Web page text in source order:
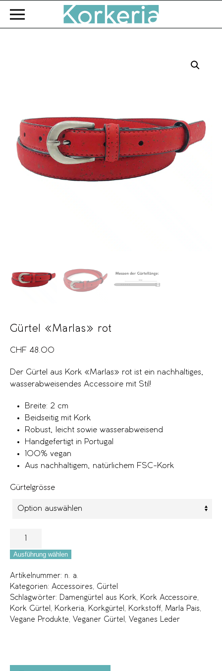
Zum Hauptinhalt springen
Gürtel «Marlas» rot
CHF 48.00
Der Gürtel aus Kork «Marlas» rot ist ein nachhaltiges,
wasserabweisendes Accessoire mit Stil!
Breite: 2 cm
Beidseitig mit Kork
Robust, leicht sowie wasserabweisend
Handgefertigt in Portugal
100% vegan
Aus nachhaltigem, natürlichem FSC-Kork
Gürtelgrösse
Ausführung wählen
Artikelnummer: n. a.
Kategorien: Accessoires
Gürtel
Schlagwörter:
Damengürtel aus Kork Kork Accessoire
Kork Gürtel
Korkeria Korkgürtel Korkstoff Marla Pais
Vegane Produkte
Veganer Gürtel Veganes Leder